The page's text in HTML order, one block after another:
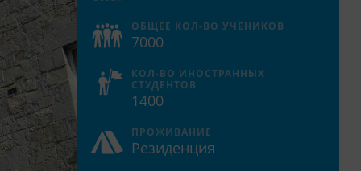
ОБЩЕЕ КОЛ-ВО УЧЕНИКОВ
7000
КОЛ-ВО ИНОСТРАННЫХ
СТУДЕНТОВ
1400
ПРОЖИВАНИЕ
Резиденция